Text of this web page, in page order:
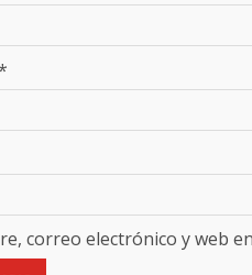
correo electrónico y web